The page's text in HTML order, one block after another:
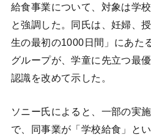
給食事業について、対象は学
と強調した。同氏は、妊婦、
生の最初の1000日間」にあた
グループが、学童に先立つ最
認識を改めて示した。
ソニー氏によると、一部の実
で、同事業が「学校給食」と